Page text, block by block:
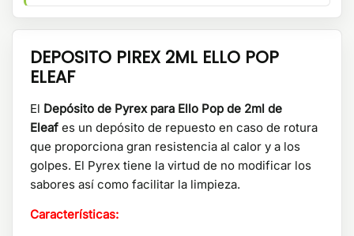
DEPOSITO PIREX 2ML ELLO POP
ELEAF
El Depósito de Pyrex para Ello Pop de 2ml de
Eleaf es un depósito de repuesto en caso de rotura
que proporciona gran resistencia al calor y a los
golpes. El Pyrex tiene la virtud de no modificar los
sabores así como facilitar la limpieza.
Características: